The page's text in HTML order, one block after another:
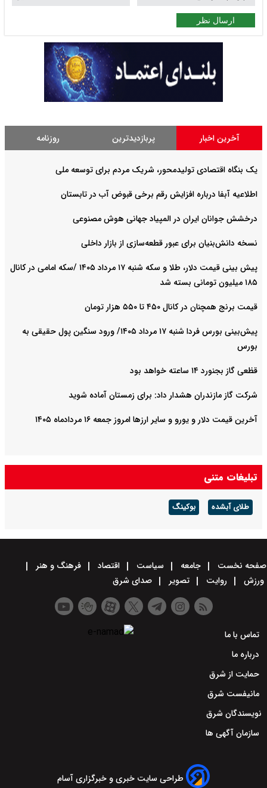
ارسال نظر
آخرین اخبار پربازدیدترین روزنامه
یک بنگاه اقتصادی تولیدمحور، شریک مردم برای توسعه ملی
اطلاعیه آبفا درباره افزایش رقم برخی قبوض آب در تابستان
درخشش جوانان ایران در المپیاد جهانی هوش مصنوعی
نسخه دانش‌بنیان برای عبور قطعه‌سازی از بازار داخلی
پیش ‌بینی قیمت دلار، طلا و سکه شنبه ۱۷ مرداد ۱۴۰۵ /سکه امامی در کانال
۱۸۵ میلیون تومانی بسته شد
قیمت برنج همچنان در کانال ۴۵۰ تا ۵۵۰ هزار تومان
پیش‌بینی بورس فردا شنبه ۱۷ مرداد ۱۴۰۵/ ورود سنگین پول حقیقی به
بورس
قظعی گاز بجنورد ۱۴ ساعته خواهد بود
شرکت گاز مازندران هشدار داد: برای زمستان آماده شوید
آخرین قیمت دلار و یورو و سایر ارزها امروز جمعه ۱۶ مردادماه ۱۴۰۵
تبلیغات متنی
طلای آبشده بوکینگ
صفحه نخست جامعه سیاست اقتصاد
فرهنگ و هنر
ورزش
روایت تصویر صدای شرق
تماس با ما
درباره ما
حمایت از شرق
مانیفست شرق
نویسندگان شرق
سازمان آگهی ها
طراحی سایت خبری و خبرگزاری آسام